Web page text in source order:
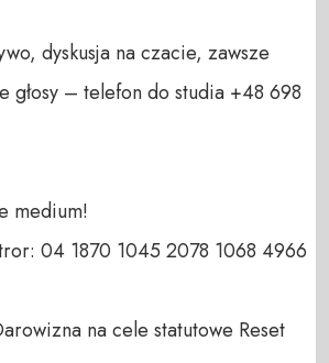
dyskusja na czacie, zawsze
głosy – telefon do studia +48 698
medium!
04 1870 1045 2078 1068 4966
na cele statutowe Reset